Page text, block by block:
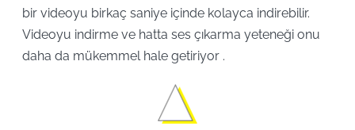
bir videoyu birkaç saniye içinde kolayca indirebilir.
Videoyu indirme ve hatta ses çıkarma yeteneği onu
daha da mükemmel hale getiriyor .